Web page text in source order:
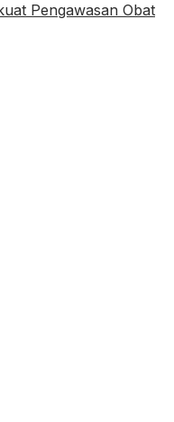
Pengawasan Obat